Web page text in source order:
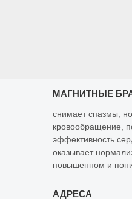
МАГНИТНЫЕ
снимает спазмы,
кровообращение,
эффективность
оказывает
повышенном и